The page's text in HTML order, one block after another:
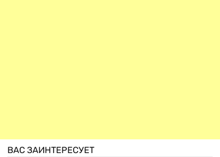
ВАС ЗАИНТЕРЕСУЕТ